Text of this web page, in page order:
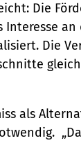
und
und
und
und
Die
Interesse an
Die
als